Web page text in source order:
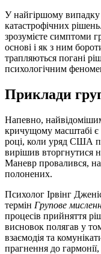
У найгіршому
катастрофічних
зрозумієте симптоми
основі і як з ним
трапляються погані
психологічним
Приклади
Напевно,
кричущому масштабі є
році, коли уряд США
вирішив вторгнутися
Маневр провалився,
полонених.
Психолог Ірвінг
термін Групове
процесів прийняття
висновок полягав у
взаємодія та
прагнення до